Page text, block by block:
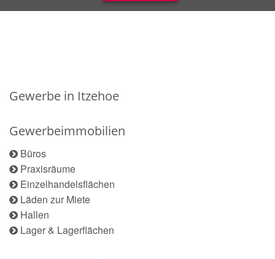
Gewerbe in Itzehoe
Gewerbeimmobilien
Büros
Praxisräume
Einzelhandelsflächen
Läden zur Miete
Hallen
Lager & Lagerflächen